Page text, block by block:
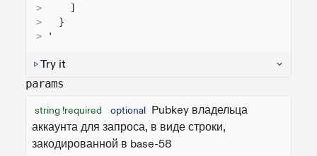
>
]
>
}
>
'
Try it
params
string !required optional Pubkey владельца
аккаунта для запроса, в виде строки,
закодированной в base-58